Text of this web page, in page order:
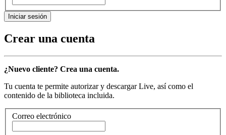
Crear una cuenta
¿Nuevo cliente? Crea una cuenta.
Tu cuenta te permite autorizar y descargar Live, así como el
contenido de la biblioteca incluida.
Correo electrónico